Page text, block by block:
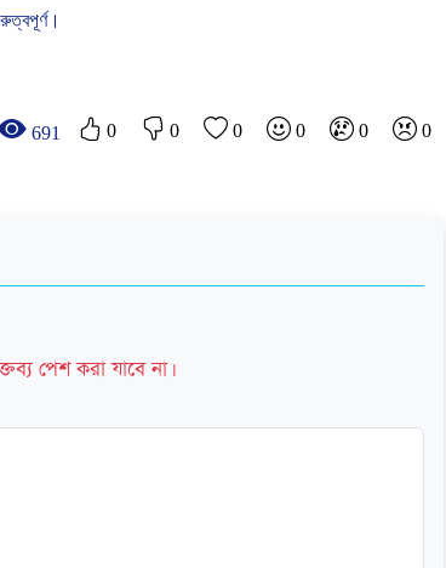
691 0 0 0 0 0 0
পেশ করা যাবে না।